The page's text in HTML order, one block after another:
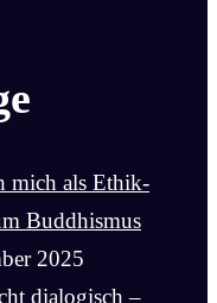
mich als Ethik-
Buddhismus
2025
dialogisch –